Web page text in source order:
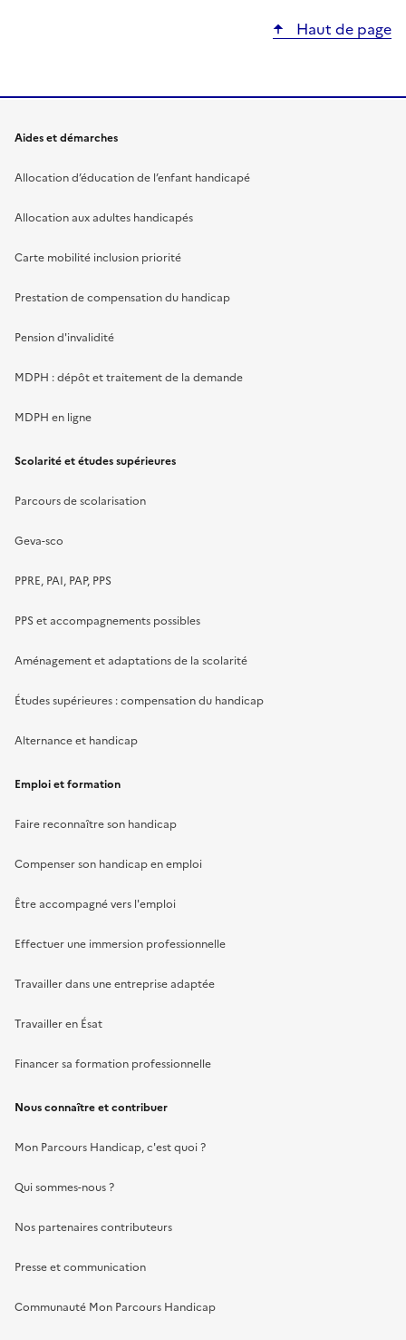
Haut de page
Aides et démarches
Allocation d’éducation de l’enfant handicapé
Allocation aux adultes handicapés
Carte mobilité inclusion priorité
Prestation de compensation du handicap
Pension d'invalidité
MDPH : dépôt et traitement de la demande
MDPH en ligne
Scolarité et études supérieures
Parcours de scolarisation
Geva-sco
PPRE, PAI, PAP, PPS
PPS et accompagnements possibles
Aménagement et adaptations de la scolarité
Études supérieures : compensation du handicap
Alternance et handicap
Emploi et formation
Faire reconnaître son handicap
Compenser son handicap en emploi
Être accompagné vers l'emploi
Effectuer une immersion professionnelle
Travailler dans une entreprise adaptée
Travailler en Ésat
Financer sa formation professionnelle
Nous connaître et contribuer
Mon Parcours Handicap, c'est quoi ?
Qui sommes-nous ?
Nos partenaires contributeurs
Presse et communication
Communauté Mon Parcours Handicap